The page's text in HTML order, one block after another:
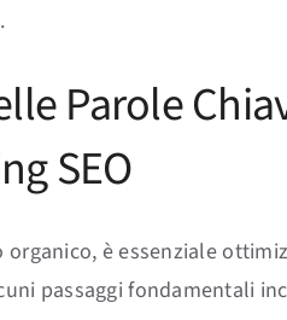
Parole
SEO
organico, è essenziale
passaggi fondamentali